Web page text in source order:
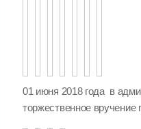
01 июня 2018 года в
торжественное